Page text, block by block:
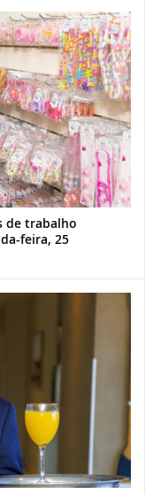
de trabalho
feira, 25